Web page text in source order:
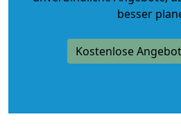
besser
Kostenlose